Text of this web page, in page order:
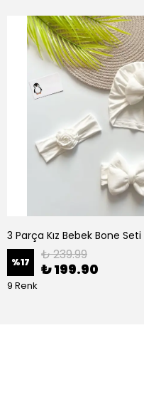
%17 ₺ 239.99
₺ 199.90
9 Renk